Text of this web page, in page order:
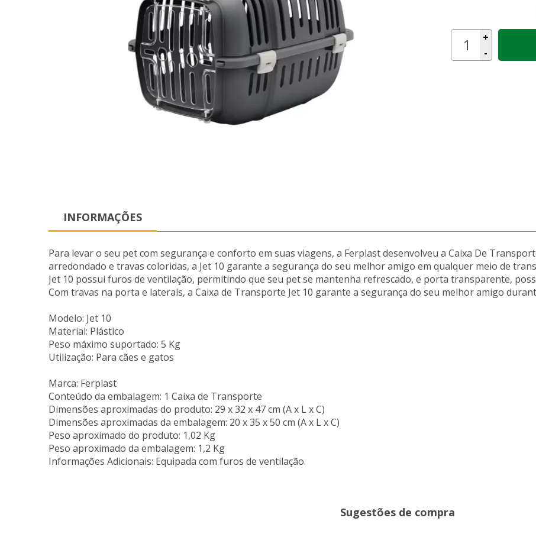
+
-
INFORMAÇÕES
Para levar o seu pet com segurança e conforto em suas viagens, a Ferplast desenvolveu a Caixa De
arredondado e travas coloridas, a Jet 10 garante a segurança do seu melhor amigo em qualquer meio de
Jet 10 possui furos de ventilação, permitindo que seu pet se mantenha refrescado, e porta transparente,
Com travas na porta e laterais, a Caixa de Transporte Jet 10 garante a segurança do seu melhor amigo
Modelo: Jet 10
Material: Plástico
Peso máximo suportado: 5 Kg
Utilização: Para cães e gatos
Marca: Ferplast
Conteúdo da embalagem: 1 Caixa de Transporte
Dimensões aproximadas do produto: 29 x 32 x 47 cm (A x L x C)
Dimensões aproximadas da embalagem: 20 x 35 x 50 cm (A x L x C)
Peso aproximado do produto: 1,02 Kg
Peso aproximado da embalagem: 1,2 Kg
Informações Adicionais: Equipada com furos de ventilação.
Sugestões de compra